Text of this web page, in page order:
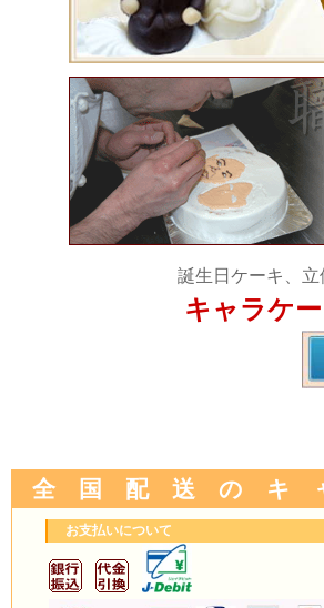
誕生日ケーキ、
キャラケ
全 国 配 送 の キ
お支払いについて